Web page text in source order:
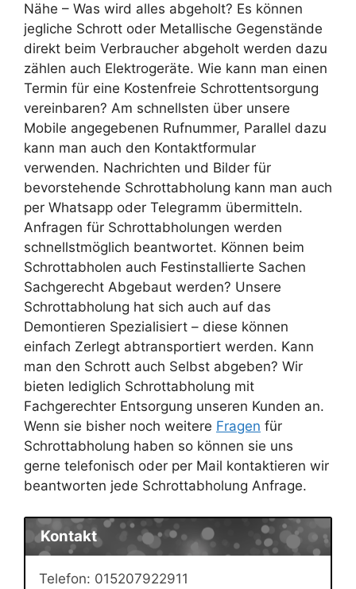
Nähe – Was wird alles abgeholt? Es können
jegliche Schrott oder Metallische Gegenstände
direkt beim Verbraucher abgeholt werden dazu
zählen auch Elektrogeräte. Wie kann man einen
Termin für eine Kostenfreie Schrottentsorgung
vereinbaren? Am schnellsten über unsere
Mobile angegebenen Rufnummer, Parallel dazu
kann man auch den Kontaktformular
verwenden. Nachrichten und Bilder für
bevorstehende Schrottabholung kann man auch
per Whatsapp oder Telegramm übermitteln.
Anfragen für Schrottabholungen werden
schnellstmöglich beantwortet. Können beim
Schrottabholen auch Festinstallierte Sachen
Sachgerecht Abgebaut werden? Unsere
Schrottabholung hat sich auch auf das
Demontieren Spezialisiert – diese können
einfach Zerlegt abtransportiert werden. Kann
man den Schrott auch Selbst abgeben? Wir
bieten lediglich Schrottabholung mit
Fachgerechter Entsorgung unseren Kunden an.
Wenn sie bisher noch weitere Fragen für
Schrottabholung haben so können sie uns
gerne telefonisch oder per Mail kontaktieren wir
beantworten jede Schrottabholung Anfrage.
Kontakt
Telefon: 015207922911